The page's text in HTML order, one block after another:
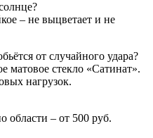
– не выцветает и не
от случайного удара?
матовое стекло «Сатинат».
нагрузок.
области – от 500 руб.